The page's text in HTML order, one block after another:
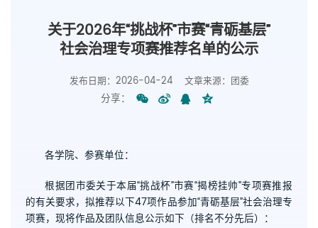
关于2026年“挑战杯”市赛“青砺基层”
社会治理专项赛推荐名单的公示
发布日期：2026-04-24 文章来源：团委
分享：
各学院、参赛单位：
根据团市委关于本届“挑战杯”市赛“揭榜挂帅”专项赛推报
的有关要求，拟推荐以下47项作品参加“青砺基层”社会治理专
项赛，现将作品及团队信息公示如下（排名不分先后）：